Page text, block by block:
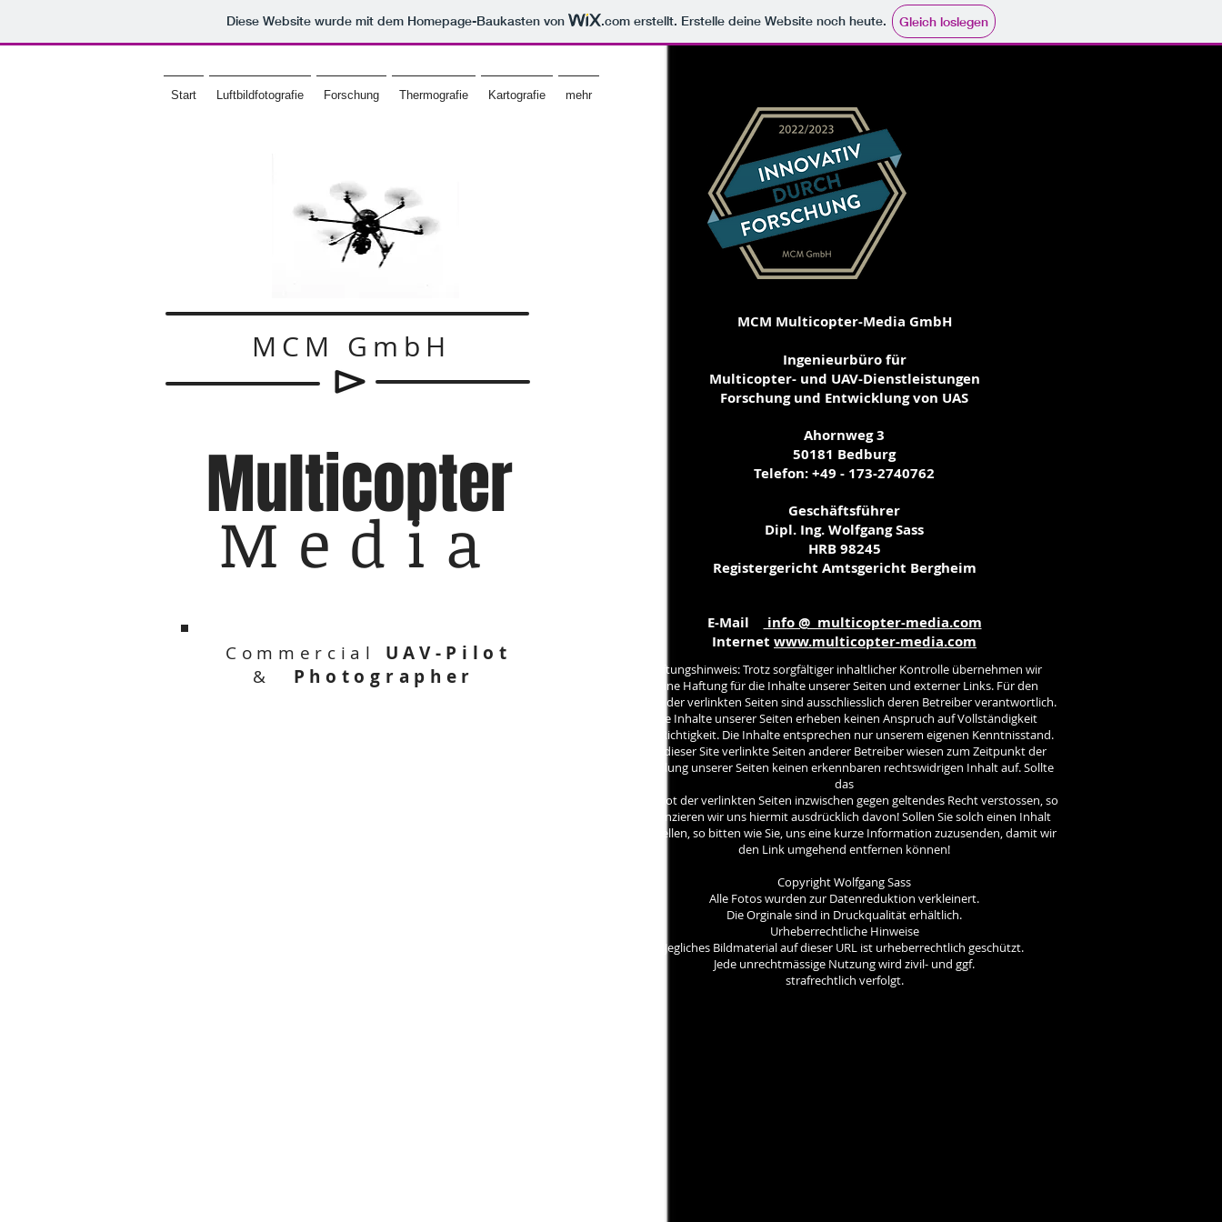
Diese Website wurde mit dem Homepage-Baukasten von .com erstellt. Erstelle deine Website noch heute. Gleich loslegen
Start Luftbildfotografie Forschung Thermografie Kartografie mehr
MCM GmbH
Multicopter
Media
Commercial UAV-Pilot
&
Photographer
MCM Multicopter-Media GmbH
Ingenieurbüro für
Multicopter- und UAV-Dienstleistungen
Forschung und Entwicklung von UAS
Ahornweg 3
50181 Bedburg
Telefon: +49 - 173-2740762
Geschäftsführer
Dipl. Ing. Wolfgang Sass
HRB 98245
Registergericht Amtsgericht Bergheim
E-Mail
info @ multicopter-media.com
Internet www.multicopter-media.com
Haftungshinweis: Trotz sorgfältiger inhaltlicher Kontrolle übernehmen wir
keine Haftung für die Inhalte unserer Seiten und externer Links. Für den
Inhalt der verlinkten Seiten sind ausschliesslich deren Betreiber verantwortlich.
Alle Inhalte unserer Seiten erheben keinen Anspruch auf Vollständigkeit
und Richtigkeit. Die Inhalte entsprechen nur unserem eigenen Kenntnisstand.
Mit dieser Site verlinkte Seiten anderer Betreiber wiesen zum Zeitpunkt der
Erstellung unserer Seiten keinen erkennbaren rechtswidrigen Inhalt auf. Sollte
das
Angebot der verlinkten Seiten inzwischen gegen geltendes Recht verstossen, so
distanzieren wir uns hiermit ausdrücklich davon! Sollen Sie solch einen Inhalt
feststellen, so bitten wie Sie, uns eine kurze Information zuzusenden, damit wir
den Link umgehend entfernen können!
Copyright Wolfgang Sass
Alle Fotos wurden zur Datenreduktion verkleinert.
Die Orginale sind in Druckqualität erhältlich.
Urheberrechtliche Hinweise
Jegliches Bildmaterial auf dieser URL ist urheberrechtlich geschützt.
Jede unrechtmässige Nutzung wird zivil- und ggf.
strafrechtlich verfolgt.